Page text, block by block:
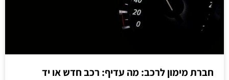
חברת מימון לרכב: מה עדיף: רכב חדש או יד